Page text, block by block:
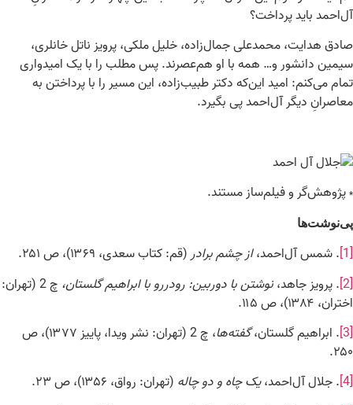
آل‌احمد باید پرداخت؟
صادق هدایت، محمدعلی جمال‌زاده، خلیل ملکی، پرویز ناتل خانلری،
سیمین دانشور و… همه با او هم‌عصرند. پس مطلب را با یک امیدواری
تمام می‌کنم: امید این‌که دکتر طبیب‌زاده، این مسیر را با پرداختن به
معاصرانِ دیگر آل‌احمد پی بگیرد.
* پژوهش‌گر و فیلم‌ساز مستند.
پی‌نوشت‌ها
[1] . شمس آل‌احمد،از چشم برادر(قم: کتاب سعدی، ۱۳۶۹)، ص ۲۵۱.
[2] . پرویز جاهد،نوشتن با دوربین: رودررو با ابراهیم گلستان،
چ 2 (تهران:
اختران، ۱۳۸۴)، ص ۱۱۵.
[3] . ابراهیم گلستان،گفته‌ها
، چ 2 (تهران: نشر ویدا، پاییز ۱۳۷۷)، ص
۲۵۰.
[4] . جلال آل‌احمد،یک چاه و دو چاله (تهران: رواق، ۱۳۵۶)، ص ۲۳.